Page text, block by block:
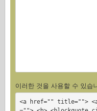
이러한 것을 사용할 수 있습
<a href="" title="">